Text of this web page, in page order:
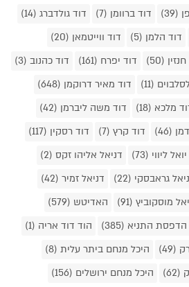
(39) דוד ברוומן (7)
דוד גולדברג (14)
דוד הלמן (5)
דוד ווייטמאן (20)
(50) דוד יפרח (161)
דוד כהנוב (3)
(11)
דוד מאיר דרוקמן (648)
מלכא (18)
דוד משה ליברמן (42)
(46) דוד קרץ (7)
דוד רסקין (117)
ליווי (73)
דניאל אליהו זקס (2)
גראבסקי (22)
דניאל זמיר (42)
מוסקוביץ (91)
האדיטש (579)
הדפסת התניא (385)
הוד דוד אריה (1)
היכל מנחם ביתר עלית (8)
היכל מנחם ירושלים (156)